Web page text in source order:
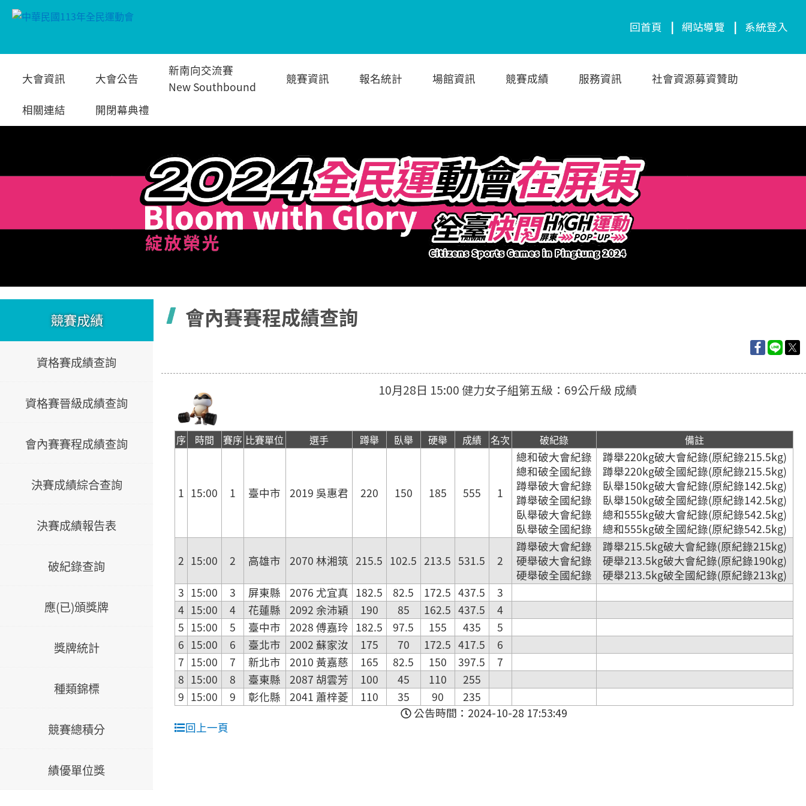
容
回首頁 | 網站導覽 | 系統登入
大會資訊 大會公告
新南向交流賽
New Southbound
競賽資訊 報名統計 場館資訊 競賽成績 服務資訊 社會資源募資贊助
相關連結 開閉幕典禮
競賽成績
資格賽成績查詢
資格賽晉級成績查詢
會內賽賽程成績查詢
決賽成績綜合查詢
決賽成績報告表
破紀錄查詢
應(已)頒獎牌
獎牌統計
種類錦標
競賽總積分
績優單位獎
會內賽賽程成績查詢
10月28日 15:00 健力女子組第五級：69公斤級 成績
序 時間 賽序 比賽單位 選手 蹲舉 臥舉 硬舉 成績 名次 破紀錄 備註
1 15:00 1 臺中市 2019 吳惠君 220 150 185 555 1
總和破大會紀錄
總和破全國紀錄
蹲舉破大會紀錄
蹲舉破全國紀錄
臥舉破大會紀錄
臥舉破全國紀錄
蹲舉220kg破大會紀錄(原紀錄215.5kg)
蹲舉220kg破全國紀錄(原紀錄215.5kg)
臥舉150kg破大會紀錄(原紀錄142.5kg)
臥舉150kg破全國紀錄(原紀錄142.5kg)
總和555kg破大會紀錄(原紀錄542.5kg)
總和555kg破全國紀錄(原紀錄542.5kg)
2 15:00 2 高雄市 2070 林湘筑 215.5 102.5 213.5 531.5 2
蹲舉破大會紀錄
硬舉破大會紀錄
硬舉破全國紀錄
蹲舉215.5kg破大會紀錄(原紀錄215kg)
硬舉213.5kg破大會紀錄(原紀錄190kg)
硬舉213.5kg破全國紀錄(原紀錄213kg)
3 15:00 3 屏東縣 2076 尤宜真 182.5 82.5 172.5 437.5
3
4 15:00 4 花蓮縣 2092 余沛穎 190 85 162.5 437.5
4
5 15:00 5 臺中市 2028 傅嘉玲 182.5 97.5 155 435
5
6 15:00 6 臺北市 2002 蘇家汝 175 70 172.5 417.5
6
7 15:00 7 新北市 2010 黃嘉慈 165 82.5 150 397.5
7
8 15:00 8 臺東縣 2087 胡雲芳 100 45 110
255
9 15:00 9 彰化縣 2041 蕭梓菱 110 35 90
235
公告時間：2024-10-28 17:53:49
回上一頁